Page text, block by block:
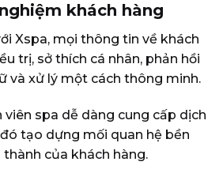
khách hàng
Xspa, mọi thông tin về khách
trị, sở thích cá nhân, phản hồi
và xử lý một cách thông minh.
spa dễ dàng cung cấp dịch
tạo dựng mối quan hệ bền
của khách hàng.